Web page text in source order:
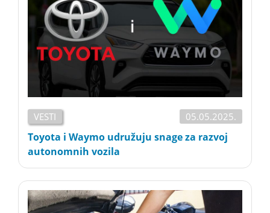
VESTI 05.05.2025.
Toyota i Waymo udružuju snage za razvoj
autonomnih vozila